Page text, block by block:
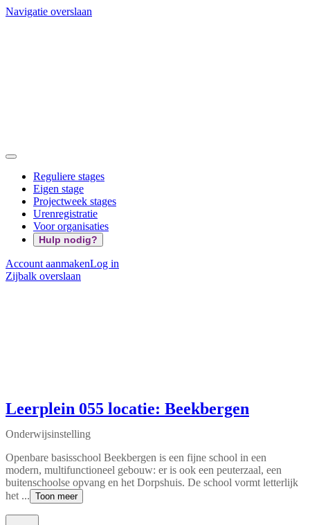
Navigatie overslaan
Reguliere stages
Eigen stage
Projectweek stages
Urenregistratie
Voor organisaties
Hulp nodig?
Account aanmakenLog in
Zijbalk overslaan
Leerplein 055 locatie: Beekbergen
Onderwijsinstelling
Openbare basisschool Beekbergen is een fijne school in een
modern, multifunctioneel gebouw: er is ook een peuterzaal, een
buitenschoolse opvang en het Dorpshuis. De school vormt letterlijk
het ... Toon meer